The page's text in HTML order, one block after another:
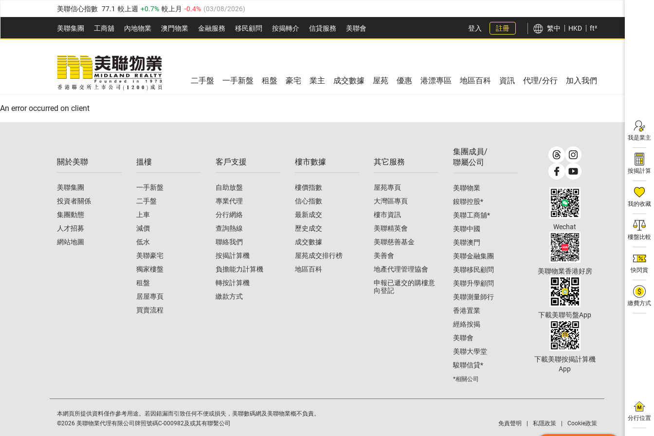
美聯信心指數 77.1 較上週 0.7% 較上月 -0.4% (03/08/2026)
全港樓價指數 149.1 較上週 0% 較上月 0.4% (03/08/2026)
港島樓價指數 157.4 較上週 -0.3% 較上月 -0.8% (03/08/2026)
九龍樓價指數 156.4 較上週 -0.1%
新界樓價指數 134.8 較上週 0.1% 0.9% 03/08/2026
美聯信心指數 77.1 較上週 0.7% 較上月
美聯集團 工商舖 內地物業 澳門物業 金融服務 移民顧問 按揭轉介 信貸服務 美聯會
全港樓價指數 149.1 較上週 0% 較上月
美聯信心指數 較上週 0.7% 03/08/2026)
登入 註冊 繁中 HKD ft²
我是業主
按揭計算
我的收藏
樓盤比較
快閃賞
繳費方式
分行位置
二手盤 一手新盤 租盤 豪宅 業主 成交數據 屋苑 優惠 港漂專區 地區百科 資訊 代理/分行 加入我們
An error occurred on client
關於美聯
美聯集團
投資者關係
集團動態
人才招募
網站地圖
搵樓
一手新盤
二手盤
上車
減價
低水
美聯豪宅
獨家樓盤
租盤
居屋專頁
買賣流程
客戶支援
自助放盤
專業代理
分行網絡
查詢熱線
聯絡我們
按揭計算機
負擔能力計算機
轉按計算機
繳款方式
樓市數據
樓價指數
信心指數
最新成交
歷史成交
成交數據
屋苑成交排行榜
地區百科
其它服務
屋苑專頁
大灣區專頁
樓市資訊
美聯精英會
美聯慈善基金
美善會
地產代理管理協會
申報已遞交的購樓意
向登記
集團成員/
聯屬公司
美聯物業
鋑聯控股*
美聯工商舖*
美聯中國
美聯澳門
美聯金融集團
美聯移民顧問
美聯升學顧問
美聯測量師行
香港置業
經絡按揭
美聯會
美聯大學堂
駿聯信貸*
*相關公司
Wechat
美聯物業香港好房
下載美聯筍盤App
下載美聯按揭計算機
App
本網頁所提供資料僅作參考用途。若因錯漏而引致任何不便或損失，美聯數碼網及美聯物業概不負責。
©2026 美聯物業代理有限公司牌照號碼C-000982及或其有聯繫公司 免責聲明 私隱政策 Cookie政策